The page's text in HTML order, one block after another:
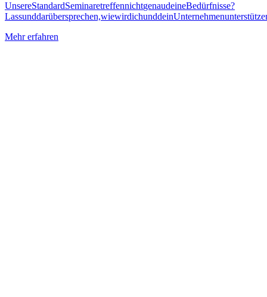
UnsereStandardSeminaretreffennichtgenaudeineBedürfnisse?
Lassunddarübersprechen,wiewirdichunddeinUnternehmen
Mehr erfahren